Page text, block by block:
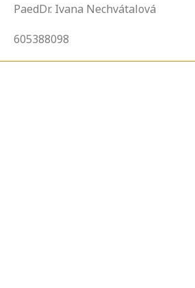
PaedDr. Ivana Nechvátalová
605388098